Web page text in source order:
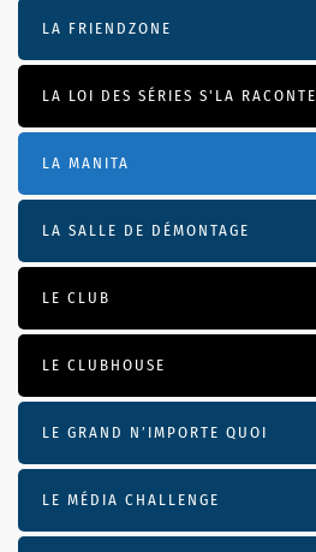
LA FRIENDZONE
LA LOI DES SÉRIES S'LA RACONTE
LA MANITA
LA SALLE DE DÉMONTAGE
LE CLUB
LE CLUBHOUSE
LE GRAND N’IMPORTE QUOI
LE MÉDIA CHALLENGE